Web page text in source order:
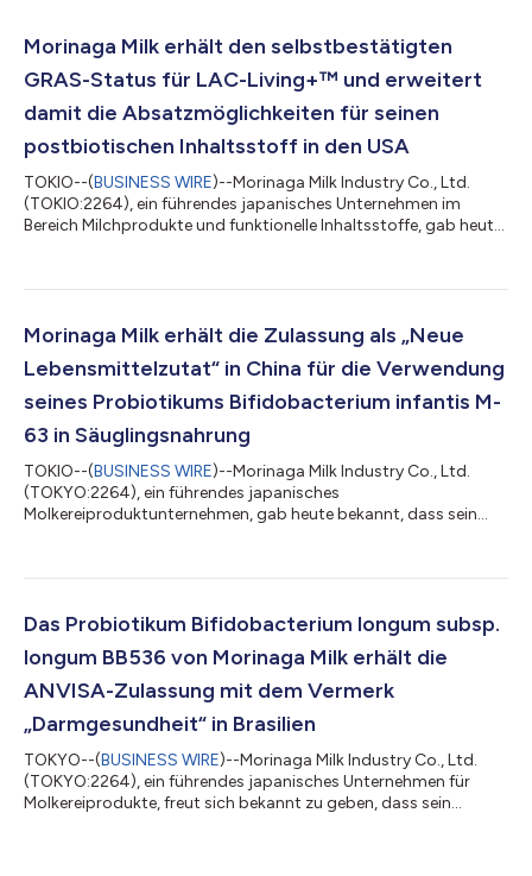
Morinaga Milk erhält den selbstbestätigten
GRAS-Status für LAC-Living+™ und erweitert
damit die Absatzmöglichkeiten für seinen
postbiotischen Inhaltsstoff in den USA
TOKIO--(BUSINESS WIRE)--Morinaga Milk Industry Co., Ltd.
(TOKIO:2264), ein führendes japanisches Unternehmen im
Bereich Milchprodukte und funktionelle Inhaltsstoffe, gab heute
für LAC-Living+™ (L. helveticus MCC1848), seinen firmeneigenen
erweitert die kommerzielle Verfügbarkeit von LAC-Living+ auf
dem US-Markt und ermöglicht d...
Morinaga Milk erhält die Zulassung als „Neue
Lebensmittelzutat“ in China für die Verwendung
seines Probiotikums Bifidobacterium infantis M-
63 in Säuglingsnahrung
TOKIO--(BUSINESS WIRE)--Morinaga Milk Industry Co., Ltd.
(TOKYO:2264), ein führendes japanisches
Molkereiproduktunternehmen, gab heute bekannt, dass sein
(NHC) der Volksrepublik China als neue Lebensmittelzutat für
Jahren) zugelassen wurde. Diese Zulassung ist ein bedeutender
Meilenstein für das Unternehmen, das damit als...
Das Probiotikum Bifidobacterium longum subsp.
longum BB536 von Morinaga Milk erhält die
ANVISA-Zulassung mit dem Vermerk
„Darmgesundheit“ in Brasilien
TOKYO--(BUSINESS WIRE)--Morinaga Milk Industry Co., Ltd.
(TOKYO:2264), ein führendes japanisches Unternehmen für
Molkereiprodukte, freut sich bekannt zu geben, dass sein